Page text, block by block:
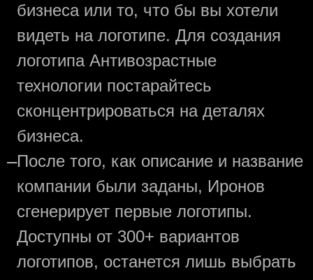
бизнеса или то, что бы вы хотели
видеть на логотипе. Для создания
логотипа Антивозрастные
технологии постарайтесь
сконцентрироваться на деталях
бизнеса.
—После того, как описание и название
компании были заданы, Иронов
сгенерирует первые логотипы.
Доступны от 300+ вариантов
логотипов, останется лишь выбрать